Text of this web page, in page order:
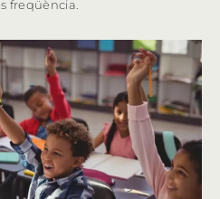
freqüència.